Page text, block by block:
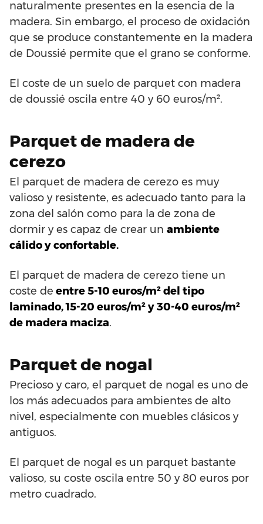
naturalmente presentes en la esencia de la
madera. Sin embargo, el proceso de oxidación
que se produce constantemente en la madera
de Doussié permite que el grano se conforme.
El coste de un suelo de parquet con madera
de doussié oscila entre 40 y 60 euros/m².
Parquet de madera de
cerezo
El parquet de madera de cerezo es muy
valioso y resistente, es adecuado tanto para la
zona del salón como para la de zona de
dormir y es capaz de crear un ambiente
cálido y confortable.
El parquet de madera de cerezo tiene un
coste de entre 5-10 euros/m² del tipo
laminado, 15-20 euros/m² y 30-40 euros/m²
de madera maciza.
Parquet de nogal
Precioso y caro, el parquet de nogal es uno de
los más adecuados para ambientes de alto
nivel, especialmente con muebles clásicos y
antiguos.
El parquet de nogal es un parquet bastante
valioso, su coste oscila entre 50 y 80 euros por
metro cuadrado.